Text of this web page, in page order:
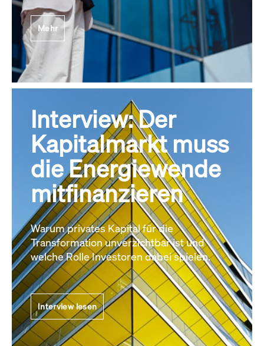
Mehr
Interview: Der
Kapitalmarkt muss
die Energiewende
mitfinanzieren
Warum privates Kapital für die
Transformation unverzichtbar ist und
welche Rolle Investoren dabei spielen.
Interview lesen